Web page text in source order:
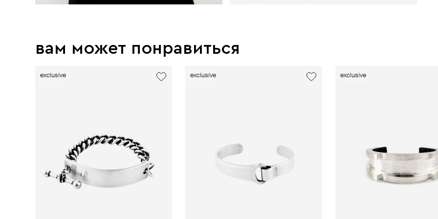
вам может понравиться
exclusive exclusive exclusive
exclusive exclusive